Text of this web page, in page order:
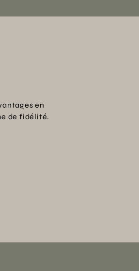
en
de fidélité.